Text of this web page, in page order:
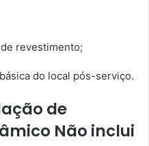
revestimento;
do local pós-serviço.
de
Não inclui